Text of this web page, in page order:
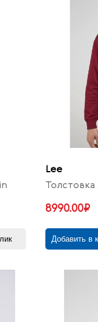
Lee
8990.00₽
Добавить в